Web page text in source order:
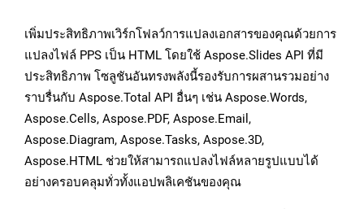
เพิ่มประสิทธิภาพเวิร์กโฟลว์การแปลงเอกสารของคุณด้วยการ
แปลงไฟล์ PPS เป็น HTML โดยใช้ Aspose.Slides API ที่มี
ประสิทธิภาพ โซลูชันอันทรงพลังนี้รองรับการผสานรวมอย่าง
ราบรื่นกับ Aspose.Total API อื่นๆ เช่น Aspose.Words,
Aspose.Cells, Aspose.PDF, Aspose.Email,
Aspose.Diagram, Aspose.Tasks, Aspose.3D,
Aspose.HTML ช่วยให้สามารถแปลงไฟล์หลายรูปแบบได้
อย่างครอบคลุมทั่วทั้งแอปพลิเคชันของคุณ